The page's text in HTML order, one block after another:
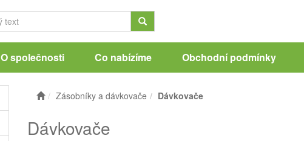
O společnosti Co nabízíme Obchodní podmínky
Zásobníky a dávkovače Dávkovače
Dávkovače